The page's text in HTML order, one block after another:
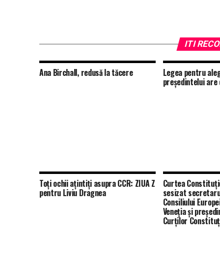
ITI
Ana Birchall, redusă la tăcere Legea pentru
preşedintelui
Toți ochii ațintiți asupra CCR: ZIUA Z
pentru Liviu Dragnea
Curtea
sesizat
Consiliului
Veneţia şi
Curţilor